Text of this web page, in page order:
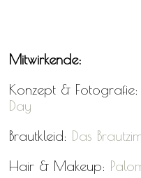
Mitwirkende:
Konzept & Fotografie:
Day
Brautkleid: Das
Hair & Makeup: